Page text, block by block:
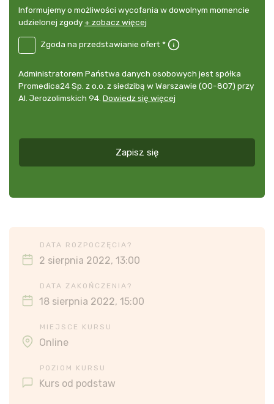
Informujemy
o
wycofania
dowolnym
momencie
udzielonej
Informujemy o możliwości wycofania w dowolnym momencie
udzielonej zgody+ zobacz więcej
DE
przedstawianie
Zgoda na przedstawianie ofert *
Administrator
danych
osobowych
Administratorem Państwa danych osobowych jest spółka
Promedica24 Sp. z o.o. z siedzibą w Warszawie (00-807) przy
Al. Jerozolimskich 94. Dowiedz się więcej
Zapisz się
DATA ROZPOCZĘCIA?
2 sierpnia 2022, 13:00
DATA ZAKOŃCZENIA?
18 sierpnia 2022, 15:00
MIEJSCE KURSU
Online
POZIOM KURSU
Kurs od podstaw